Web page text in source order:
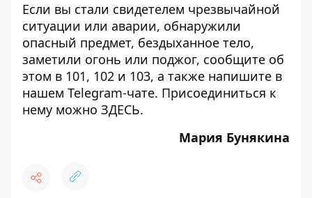
Если вы стали свидетелем чрезвычайной
ситуации или аварии, обнаружили
опасный предмет, бездыханное тело,
заметили огонь или поджог, сообщите об
этом в 101, 102 и 103, а также напишите в
нашем Telegram-чате. Присоединиться к
нему можно ЗДЕСЬ.
Мария Бунякина